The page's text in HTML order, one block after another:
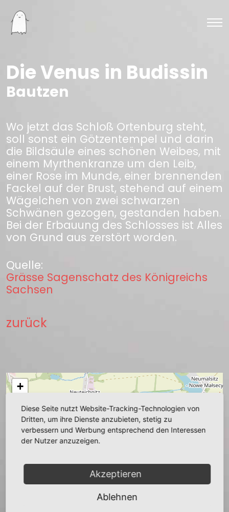
Die Venus in Budissin
Bautzen
Wo jetzt das Schloß Ortenburg steht,
soll sonst ein Götzentempel und darin
die Bildsäule eines schönen Weibes, mit
einem Myrthenkranze um den Leib,
einer Rose im Munde, einer brennenden
Fackel auf der Brust, stehend auf einem
Wägelchen von zwei schwarzen
Schwänen gezogen, gestanden haben.
Bei der Erbauung des Schlosses ist Alles
von Grund aus zerstört worden.
Quelle:
Grässe Sagenschatz des Königreichs
Sachsen
zurück
+
−Diese Seite nutzt Website-Tracking-Technologien von
Dritten, um ihre Dienste anzubieten, stetig zu
verbessern und Werbung entsprechend den Interessen
der Nutzer anzuzeigen.
Akzeptieren
Ablehnen